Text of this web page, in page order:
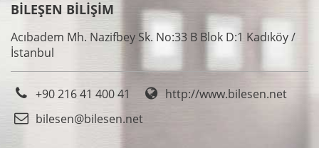
BİLEŞEN BİLİŞİM
Acıbadem Mh. Nazifbey Sk. No:33 B Blok D:1 Kadıköy /
İstanbul
+90 216 41 400 41
http://www.bilesen.net
bilesen@bilesen.net